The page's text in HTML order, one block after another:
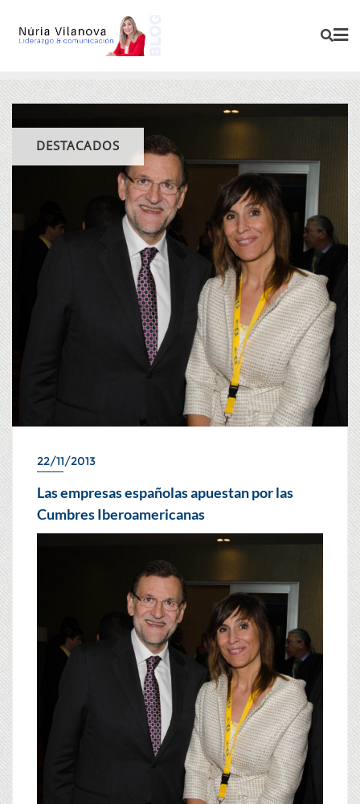
DESTACADOS
22/11/2013
Las empresas españolas apuestan por las
Cumbres Iberoamericanas